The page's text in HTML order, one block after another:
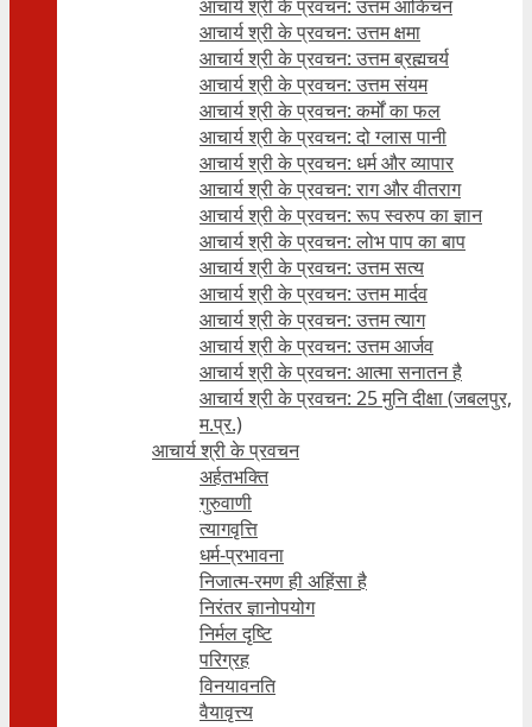
आचार्य श्री के प्रवचन: उत्तम आकिंचन
आचार्य श्री के प्रवचन: उत्तम क्षमा
आचार्य श्री के प्रवचन: उत्तम ब्रह्मचर्य
आचार्य श्री के प्रवचन: उत्तम संयम
आचार्य श्री के प्रवचन: कर्मों का फल
आचार्य श्री के प्रवचन: दो ग्लास पानी
आचार्य श्री के प्रवचन: धर्म और व्यापार
आचार्य श्री के प्रवचन: राग और वीतराग
आचार्य श्री के प्रवचन: रूप स्वरुप का ज्ञान
आचार्य श्री के प्रवचन: लोभ पाप का बाप
आचार्य श्री के प्रवचन: उत्तम सत्य
आचार्य श्री के प्रवचन: उत्तम मार्दव
आचार्य श्री के प्रवचन: उत्तम त्याग
आचार्य श्री के प्रवचन: उत्तम आर्जव
आचार्य श्री के प्रवचन: आत्मा सनातन है
आचार्य श्री के प्रवचन: 25 मुनि दीक्षा (जबलपुर,
म.प्र.)
आचार्य श्री के प्रवचन
अर्हतभक्ति
गुरुवाणी
त्यागवृत्ति
धर्म-प्रभावना
निजात्म-रमण ही अहिंसा है
निरंतर ज्ञानोपयोग
निर्मल दृष्टि
परिग्रह
विनयावनति
वैयावृत्त्य